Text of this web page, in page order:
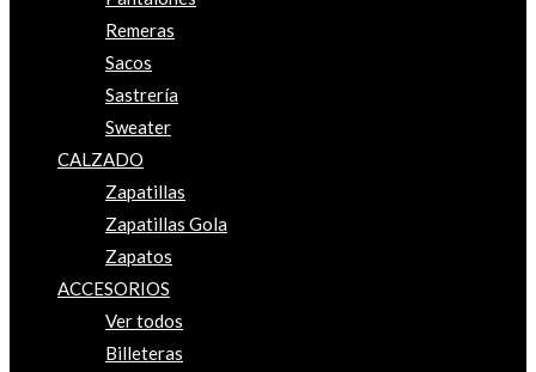
Remeras
Sacos
Sastrería
Sweater
CALZADO
Zapatillas
Zapatillas Gola
Zapatos
ACCESORIOS
Ver todos
Billeteras